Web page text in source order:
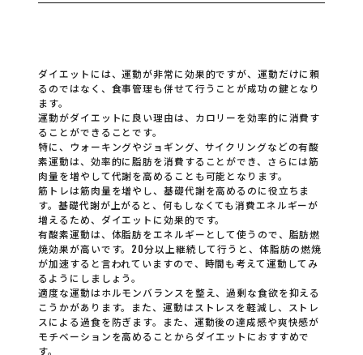
ダイエットには、運動が非常に効果的ですが、運動だけに頼
るのではなく、食事管理も併せて行うことが成功の鍵となり
ます。
運動がダイエットに良い理由は、カロリーを効率的に消費す
ることができることです。
特に、ウォーキングやジョギング、サイクリングなどの有酸
素運動は、効率的に脂肪を消費することができ、さらには筋
肉量を増やして代謝を高めることも可能となります。
筋トレは筋肉量を増やし、基礎代謝を高めるのに役立ちま
す。基礎代謝が上がると、何もしなくても消費エネルギーが
増えるため、ダイエットに効果的です。
有酸素運動は、体脂肪をエネルギーとして使うので、脂肪燃
焼効果が高いです。20分以上継続して行うと、体脂肪の燃焼
が加速すると言われていますので、時間も考えて運動してみ
るようにしましょう。
適度な運動はホルモンバランスを整え、過剰な食欲を抑える
こうかがあります。また、運動はストレスを軽減し、ストレ
スによる過食を防ぎます。また、運動後の達成感や爽快感が
モチベーションを高めることからダイエットにおすすめで
す。